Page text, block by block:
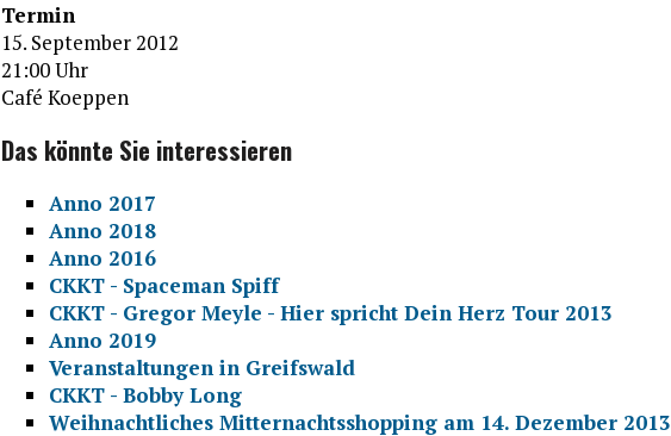
Termin
15. September 2012
21:00 Uhr
Café Koeppen
Das könnte Sie interessieren
Anno 2017
Anno 2018
Anno 2016
CKKT - Spaceman Spiff
CKKT - Gregor Meyle - Hier spricht Dein Herz Tour 2013
Anno 2019
Veranstaltungen in Greifswald
CKKT - Bobby Long
Weihnachtliches Mitternachtsshopping am 14. Dezember 2013